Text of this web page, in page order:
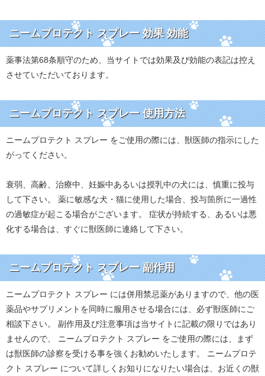
ニームプロテクト スプレー 効果 効能
薬事法第68条順守のため、当サイトでは効果及び効能の表記は控え
させていただいております。
ニームプロテクト スプレー 使用方法
ニームプロテクト スプレー をご使用の際には、獣医師の指示にした
がってください。
衰弱、高齢、治療中、妊娠中あるいは授乳中の犬には、慎重に投与
して下さい。 薬に敏感な犬・猫に使用した場合、投与箇所に一過性
の過敏症が起こる場合がございます。 症状が持続する、あるいは悪
化する場合は、すぐに獣医師に連絡して下さい。
ニームプロテクト スプレー 副作用
ニームプロテクト スプレー には併用禁忌薬がありますので、他の医
薬品やサプリメントを同時に服用させる場合には、必ず獣医師にご
相談下さい。 副作用及び注意事項は当サイトに記載の限りではあり
ませんので、 ニームプロテクト スプレー をご使用の際には、まず
は獣医師の診察を受ける事を強くお勧めいたします。 ニームプロテ
クト スプレー について詳しくお知りになりたい場合は、お近くの獣